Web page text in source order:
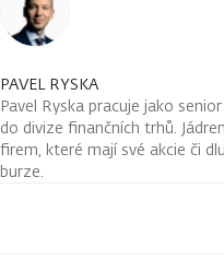
PAVEL RYSKA
Pavel Ryska pracuje jako
do divize finančních trhů.
firem, které mají své akcie či
burze.